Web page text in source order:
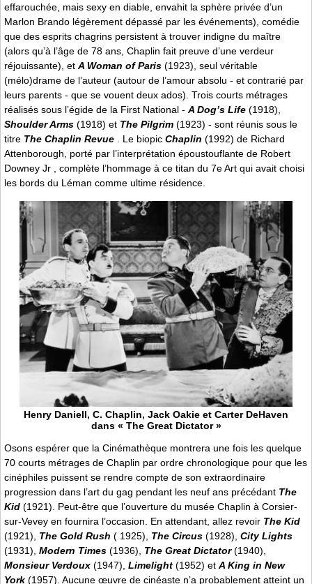
effarouchée, mais sexy en diable, envahit la sphère privée d’un
Marlon Brando légèrement dépassé par les événements), comédie
que des esprits chagrins persistent à trouver indigne du maître
(alors qu’à l’âge de 78 ans, Chaplin fait preuve d’une verdeur
réjouissante), et A Woman of Paris (1923), seul véritable
(mélo)drame de l’auteur (autour de l’amour absolu - et contrarié par
leurs parents - que se vouent deux ados). Trois courts métrages
réalisés sous l’égide de la First National - A Dog’s Life (1918),
Shoulder Arms (1918) et The Pilgrim (1923) - sont réunis sous le
titre The Chaplin Revue . Le biopic Chaplin (1992) de Richard
Attenborough, porté par l’interprétation époustouflante de Robert
Downey Jr , complète l’hommage à ce titan du 7e Art qui avait choisi
les bords du Léman comme ultime résidence.
Henry Daniell, C. Chaplin, Jack Oakie et Carter DeHaven
dans « The Great Dictator »
Osons espérer que la Cinémathèque montrera une fois les quelque
70 courts métrages de Chaplin par ordre chronologique pour que les
cinéphiles puissent se rendre compte de son extraordinaire
progression dans l’art du gag pendant les neuf ans précédant The
Kid (1921). Peut-être que l’ouverture du musée Chaplin à Corsier-
sur-Vevey en fournira l’occasion. En attendant, allez revoir The Kid
(1921), The Gold Rush ( 1925), The Circus (1928), City Lights
(1931), Modern Times (1936), The Great Dictator (1940),
Monsieur Verdoux (1947), Limelight (1952) et A King in New
York (1957). Aucune œuvre de cinéaste n’a probablement atteint un